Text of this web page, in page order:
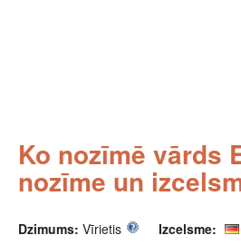
Ko nozīmē vārds
nozīme un
Dzimums: Vīrietis Izcelsme: